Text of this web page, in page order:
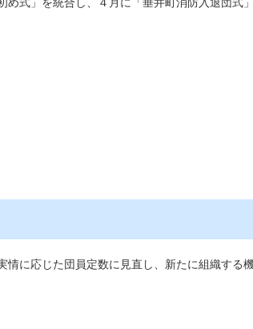
式」を統合し、４月に「垂井町消防入退団式
に応じた団員定数に見直し、新たに組織する